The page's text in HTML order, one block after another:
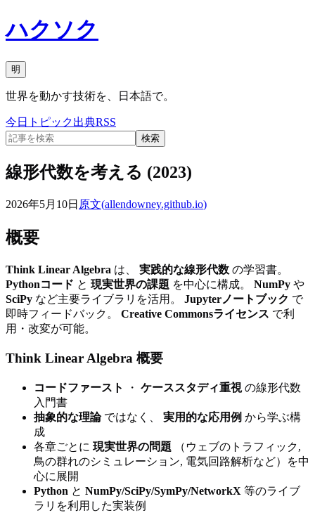
ハクソク
明
世界を動かす技術を、日本語で。
今日 トピック出典RSS
検索
線形代数を考える (2023)
2026年5月10日 原文(allendowney.github.io)
概要
Think Linear Algebra は、 実践的な線形代数 の学習書。
Pythonコード と 現実世界の課題 を中心に構成。 NumPy や
SciPy など主要ライブラリを活用。 Jupyterノートブック で
即時フィードバック。 Creative Commonsライセンス で利
用・改変が可能。
Think Linear Algebra 概要
コードファースト ・ ケーススタディ重視の線形代数
入門書
抽象的な理論ではなく、 実用的な応用例 から学ぶ構
成
各章ごとに 現実世界の問題 （ウェブのトラフィック,
鳥の群れのシミュレーション, 電気回路解析など）を中
心に展開
Python と NumPy/SciPy/SymPy/NetworkX 等のライブ
ラリを利用した実装例